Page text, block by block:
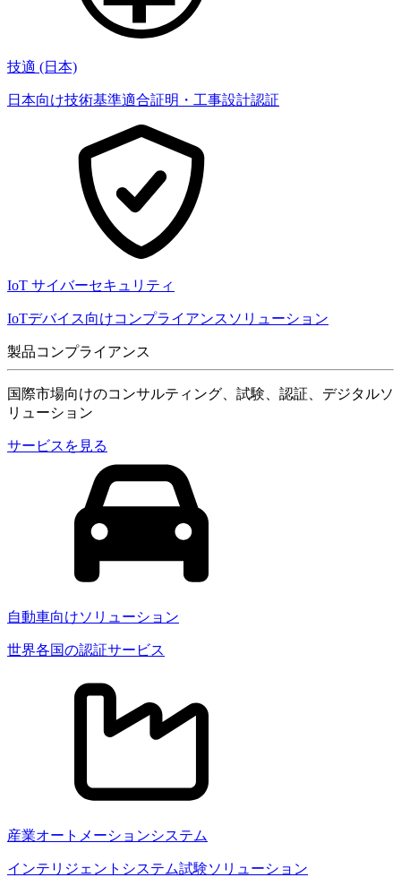
技適 (日本)
日本向け技術基準適合証明・工事設計認証
IoT サイバーセキュリティ
IoTデバイス向けコンプライアンスソリューション
製品コンプライアンス
国際市場向けのコンサルティング、試験、認証、デジタルソ
リューション
サービスを見る
自動車向けソリューション
世界各国の認証サービス
産業オートメーションシステム
インテリジェントシステム試験ソリューション